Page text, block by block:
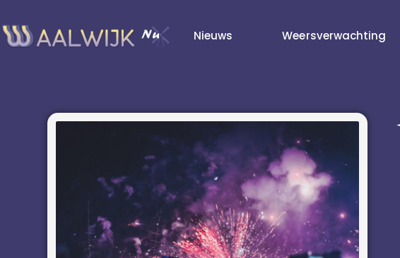
Nieuws Weersverwachting